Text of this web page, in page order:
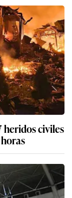
heridos civiles